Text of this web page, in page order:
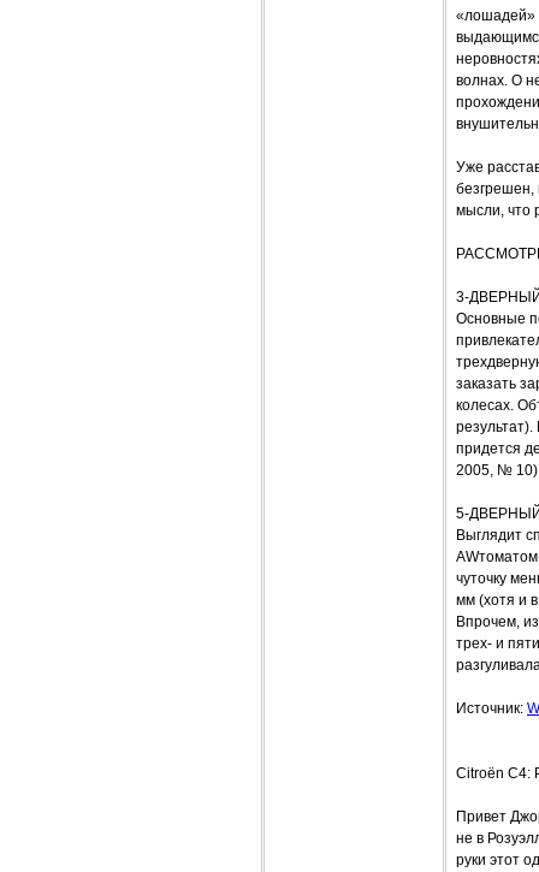
«лошадей»
волнах. О
Уже
безгрешен,
мысли, что
3-
Основные
заказать
колесах.
придется
2005, №
5-
Выглядит
чуточку
мм (хотя и
Впрочем,
трех- и
Источник:
Citroёn С4:
Привет
не в
руки этот